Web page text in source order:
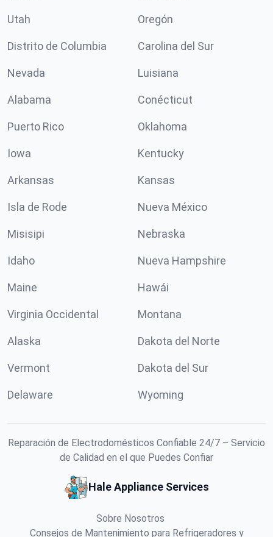
Utah Oregón
Distrito de Columbia Carolina del Sur
Nevada Luisiana
Alabama Conécticut
Puerto Rico Oklahoma
Iowa Kentucky
Arkansas Kansas
Isla de Rode Nueva México
Misisipi Nebraska
Idaho Nueva Hampshire
Maine Hawái
Virginia Occidental Montana
Alaska Dakota del Norte
Vermont Dakota del Sur
Delaware Wyoming
Reparación de Electrodomésticos Confiable 24/7 – Servicio
de Calidad en el que Puedes Confiar
Hale Appliance Services
Sobre Nosotros
Consejos de Mantenimiento para Refrigeradores y